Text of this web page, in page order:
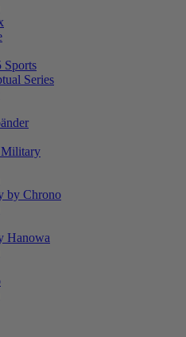
Sports
Series
Military
by Chrono
Hanowa